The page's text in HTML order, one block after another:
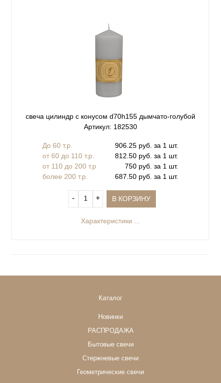
свеча цилиндр с конусом d70h155 дымчато-голубой
Артикул: 182530
До 60 т.р.
906.25 руб. за 1 шт.
от 60 до 110 т.р.
812.50 руб. за 1 шт.
от 110 до 200 т.р
750 руб. за 1 шт.
более 200 т.р.
687.50 руб. за 1 шт.
‐ + В КОРЗИНУ
Характеристики ...
Каталог
Новинки
РАСПРОДАЖА
Бытовые свечи
Стержневые свечи
Геометрические свечи